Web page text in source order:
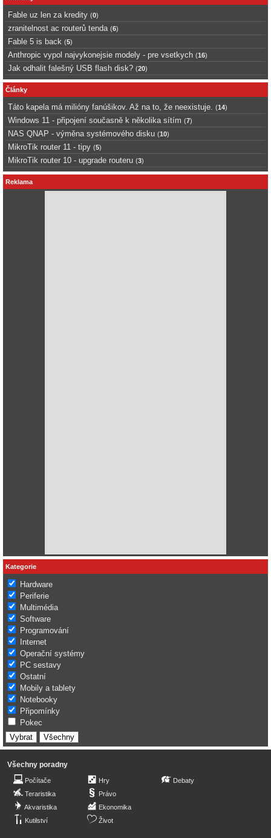
Fable uz len za kredity (0)
zranitelnost ac routerů tenda (6)
Fable 5 is back (5)
Anthropic vypol najvykonejsie modely - pre vsetkych (16)
Jak odhalit falešný USB flash disk? (20)
Články
Táto kapela má milióny fanúšikov. Až na to, že neexistuje. (14)
Windows 11 - připojení současně k několika sítím (7)
NAS QNAP - výměna systémového disku (10)
MikroTik router 11 - tipy (5)
MikroTik router 10 - upgrade routeru (3)
Reklama
Kategorie
Hardware
Periferie
Multimédia
Software
Programování
Internet
Operační systémy
PC sestavy
Ostatní
Mobily a tablety
Notebooky
Připomínky
Pokec
Všechny poradny
Počítače
Teraristika
Akvaristika
Kutilství
Hry
Právo
Ekonomika
Život
Debaty